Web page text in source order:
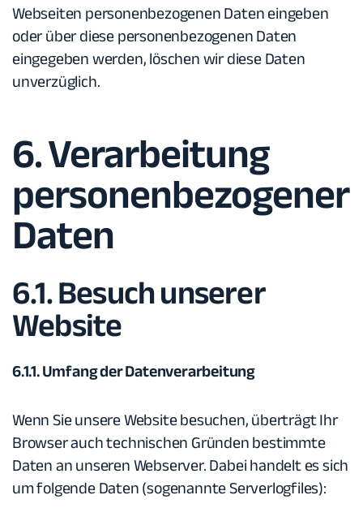
Webseiten personenbezogenen Daten eingeben
oder über diese personenbezogenen Daten
eingegeben werden, löschen wir diese Daten
unverzüglich.
6. Verarbeitung
personenbezogener
Daten
6.1. Besuch unserer
Website
6.1.1. Umfang der Datenverarbeitung
Wenn Sie unsere Website besuchen, überträgt Ihr
Browser auch technischen Gründen bestimmte
Daten an unseren Webserver. Dabei handelt es sich
um folgende Daten (sogenannte Serverlogfiles):